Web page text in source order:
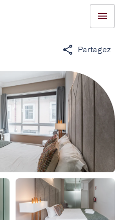
Partagez